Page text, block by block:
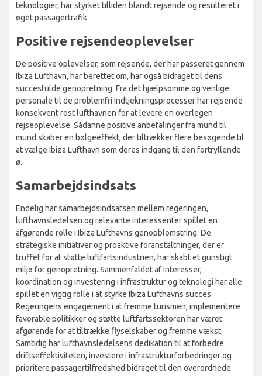
teknologier, har styrket tilliden blandt rejsende og resulteret i
øget passagertrafik.
Positive rejsendeoplevelser
De positive oplevelser, som rejsende, der har passeret gennem
Ibiza Lufthavn, har berettet om, har også bidraget til dens
succesfulde genopretning. Fra det hjælpsomme og venlige
personale til de problemfri indtjekningsprocesser har rejsende
konsekvent rost lufthavnen for at levere en overlegen
rejseoplevelse. Sådanne positive anbefalinger fra mund til
mund skaber en bølgeeffekt, der tiltrækker flere besøgende til
at vælge Ibiza Lufthavn som deres indgang til den fortryllende
ø.
Samarbejdsindsats
Endelig har samarbejdsindsatsen mellem regeringen,
lufthavnsledelsen og relevante interessenter spillet en
afgørende rolle i Ibiza Lufthavns genopblomstring. De
strategiske initiativer og proaktive foranstaltninger, der er
truffet for at støtte luftfartsindustrien, har skabt et gunstigt
miljø for genopretning. Sammenfaldet af interesser,
koordination og investering i infrastruktur og teknologi har alle
spillet en vigtig rolle i at styrke Ibiza Lufthavns succes.
Regeringens engagement i at fremme turismen, implementere
favorable politikker og støtte luftfartssektoren har været
afgørende for at tiltrække flyselskaber og fremme vækst.
Samtidig har lufthavnsledelsens dedikation til at forbedre
driftseffektiviteten, investere i infrastrukturforbedringer og
prioritere passagertilfredshed bidraget til den overordnede